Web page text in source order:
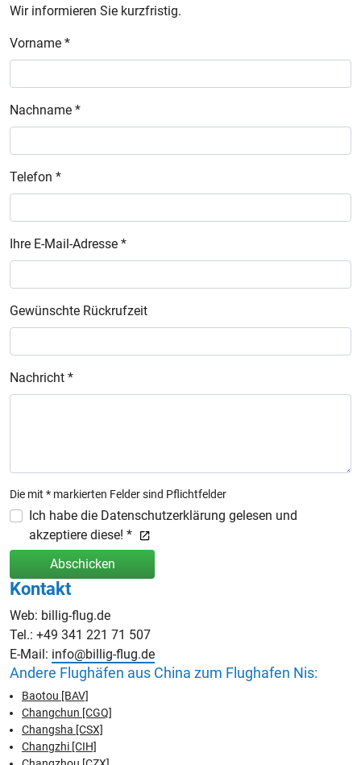
Wir informieren Sie kurzfristig.
Vorname *
Nachname *
Telefon *
Ihre E-Mail-Adresse *
Gewünschte Rückrufzeit
Nachricht *
Die mit * markierten Felder sind Pflichtfelder
Ich habe die Datenschutzerklärung gelesen und
akzeptiere diese! *
Abschicken
Kontakt
Web: billig-flug.de
Tel.: +49 341 221 71 507
E-Mail: info@billig-flug.de
Andere Flughäfen aus China zum Flughafen Nis:
Baotou [BAV]
Changchun [CGQ]
Changsha [CSX]
Changzhi [CIH]